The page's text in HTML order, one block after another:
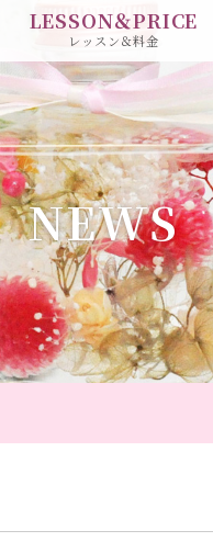
LESSON＆PRICE
レッスン＆料金
NEWS